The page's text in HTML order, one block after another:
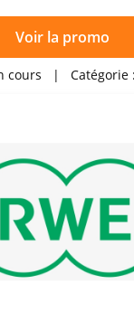
Voir la promo
cours | Catégorie :